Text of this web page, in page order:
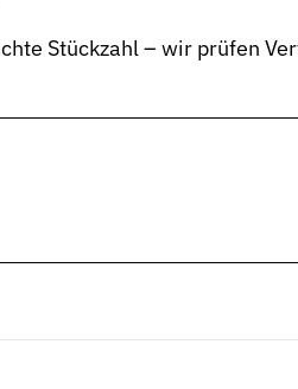
Stückzahl – wir prüfen